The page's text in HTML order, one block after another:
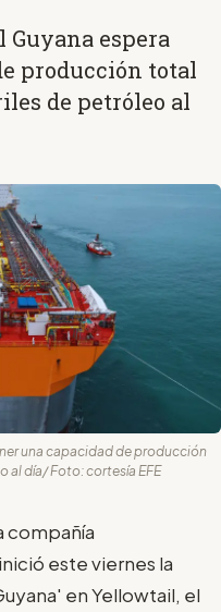
Guyana espera
producción total
de petróleo al
una capacidad de producción
al día/ Foto: cortesía EFE
compañía
este viernes la
en Yellowtail, el